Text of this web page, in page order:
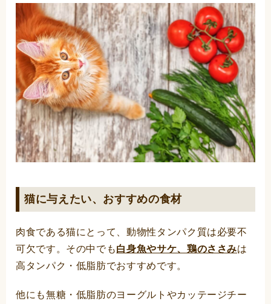
猫に与えたい、おすすめの食材
肉食である猫にとって、動物性タンパク質は必要不
可欠です。その中でも白身魚やサケ、鶏のささみは
高タンパク・低脂肪でおすすめです。
他にも無糖・低脂肪のヨーグルトやカッテージチー